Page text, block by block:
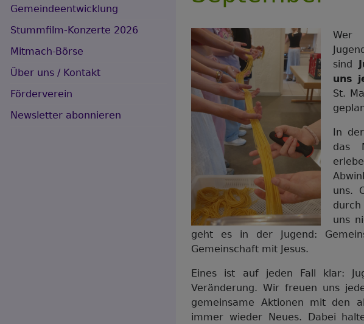
Hauptnavigation
Gemeindeentwicklung
Stummfilm-Konzerte 2026
Mitmach-Börse
Über uns / Kontakt
Förderverein
Newsletter abonnieren
Wer
sind
uns
St.
In
das
uns.
durch
uns
geht es in der Jugend:
Gemeinschaft mit Jesus.
Eines ist auf jeden Fall klar:
Veränderung. Wir freuen uns
gemeinsame Aktionen mit den
immer wieder Neues. Dabei